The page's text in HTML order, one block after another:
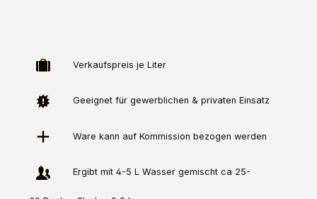
Verkaufspreis je Liter
Geeignet für gewerblichen & privaten Einsatz
Ware kann auf Kommission bezogen werden
Ergibt mit 4-5 L Wasser gemischt ca 25-